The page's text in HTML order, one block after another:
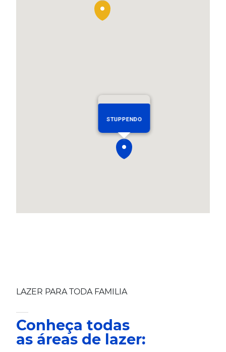
STUPPENDO
LAZER PARA TODA FAMILIA
Conheça todas
as áreas de lazer: